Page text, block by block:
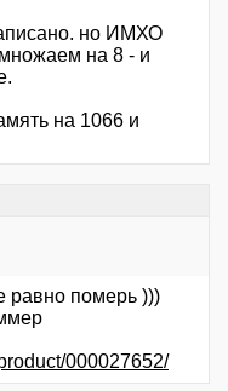
но ИМХО
на 8 - и
на 1066 и
равно померь )))
000027652/